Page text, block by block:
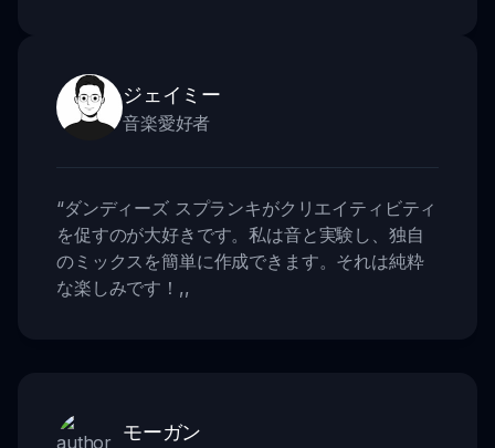
ジェイミー
音楽愛好者
“ダンディーズ スプランキがクリエイティビティ
を促すのが大好きです。私は音と実験し、独自
のミックスを簡単に作成できます。それは純粋
な楽しみです！ ,,
モーガン